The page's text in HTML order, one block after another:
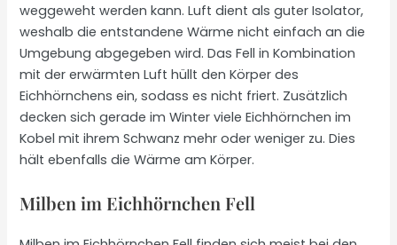
weggeweht werden kann. Luft dient als guter Isolator,
weshalb die entstandene Wärme nicht einfach an die
Umgebung abgegeben wird. Das Fell in Kombination
mit der erwärmten Luft hüllt den Körper des
Eichhörnchens ein, sodass es nicht friert. Zusätzlich
decken sich gerade im Winter viele Eichhörnchen im
Kobel mit ihrem Schwanz mehr oder weniger zu. Dies
hält ebenfalls die Wärme am Körper.
Milben im Eichhörnchen Fell